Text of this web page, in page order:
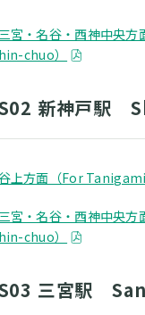
宮・名谷・西神中央
chuo）
新神戸駅
上方面（For Tanigami
宮・名谷・西神中央
chuo）
三宮駅